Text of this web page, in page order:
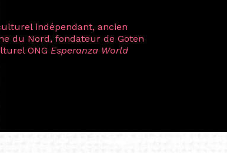
fut celle avec ma
une amitié dont la générosité et
et m’ont conduite de
décennie. Aujourd’hui encore,
intense et inspirante
de rêver, de créer et de tendre